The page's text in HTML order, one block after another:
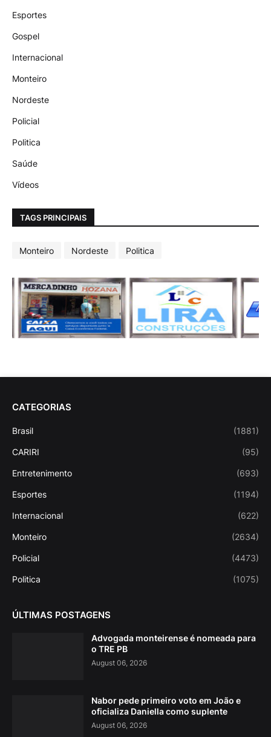
Esportes
Gospel
Internacional
Monteiro
Nordeste
Policial
Politica
Saúde
Vídeos
TAGS PRINCIPAIS
Monteiro Nordeste Politica
CATEGORIAS
Brasil (1881)
CARIRI (95)
Entretenimento (693)
Esportes (1194)
Internacional (622)
Monteiro (2634)
Policial (4473)
Politica (1075)
ÚLTIMAS POSTAGENS
Advogada monteirense é nomeada para
o TRE PB
August 06, 2026
Nabor pede primeiro voto em João e
oficializa Daniella como suplente
August 06, 2026